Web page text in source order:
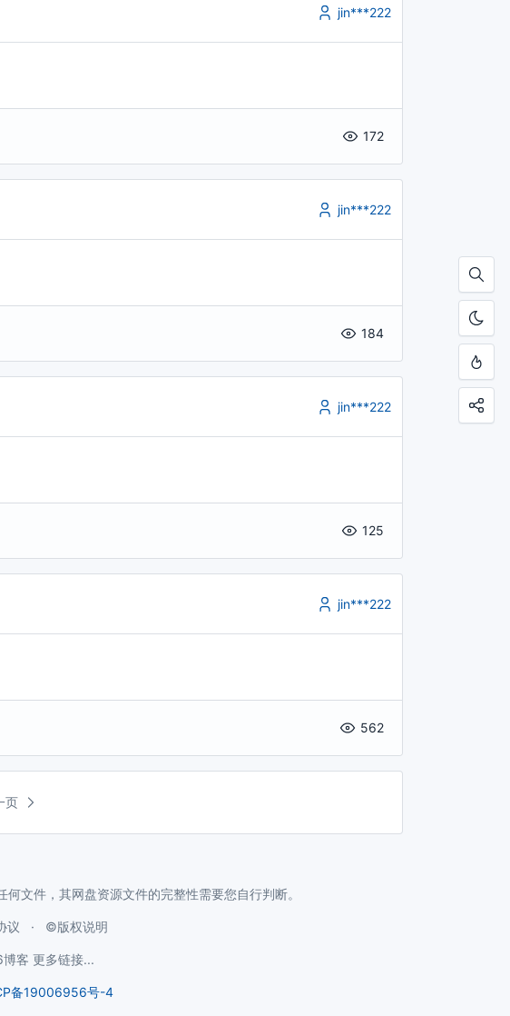
jin***222
172
jin***222
184
jin***222
125
jin***222
562
页
文件，其网盘资源文件的完整性需要您自行判断。
议 ©️版权说明
客 更多链接...
备19006956号-4